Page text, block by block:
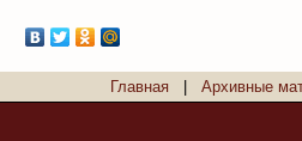
Главная Архивные